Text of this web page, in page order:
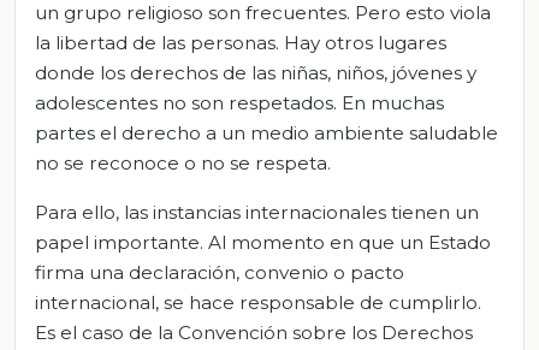
un grupo religioso son frecuentes. Pero esto viola
la libertad de las personas. Hay otros lugares
donde los derechos de las niñas, niños, jóvenes y
adolescentes no son respetados. En muchas
partes el derecho a un medio ambiente saludable
no se reconoce o no se respeta.
Para ello, las instancias internacionales tienen un
papel importante. Al momento en que un Estado
firma una declaración, convenio o pacto
internacional, se hace responsable de cumplirlo.
Es el caso de la Convención sobre los Derechos